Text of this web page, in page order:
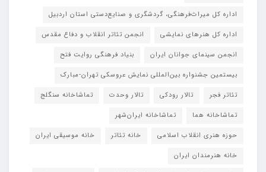
اداره کل میراث‌فرهنگی، گردشگری و صنایع‌دستی استان اردبیل
اداره کل هنرهای نمایشی
انجمن تئاتر انقلاب و دفاع مقدس
انجمن سینمای جوانان ایران
بنیاد فرهنگی روایت فتح
بیستمین جشنواره بین‌المللی نمایش عروسکی تهران-مبارک
تئاتر فجر
تالار رودکی تالار وحدت
تماشاخانه سنگلج
تماشاخانه هما
تماشاخانه‌ ایران‌شهر
حوزه هنری انقلاب اسلامی
خانه تئاتر
خانه موسیقی ایران
خانه هنرمندان ایران